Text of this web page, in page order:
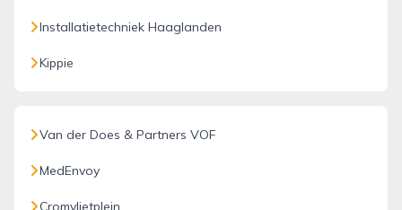
Installatietechniek Haaglanden
Kippie
Van der Does & Partners VOF
MedEnvoy
Cromvlietplein